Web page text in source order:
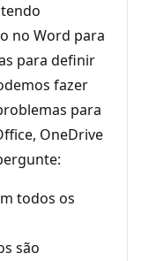
no Word para
para definir
fazer
para
OneDrive
todos os
são